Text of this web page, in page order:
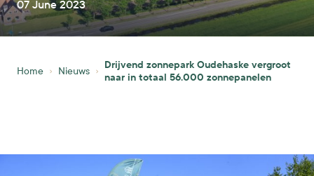
07 June 2023
Home Nieuws
Drijvend zonnepark Oudehaske vergroot
naar in totaal 56.000 zonnepanelen